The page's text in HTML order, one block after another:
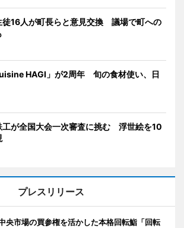
徒16人が町長らと意見交換 議場で町への
HAGI」が2周年 旬の食材使い、日
工が全国大会一次審査に挑む 浮世絵を10
プレスリリース
央市場の買参権を活かした本格回転鮨「回転